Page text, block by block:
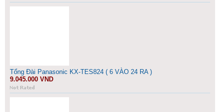
Tổng Đài Panasonic KX-TES824 ( 6 VÀO 24 RA )
9.045.000 VND